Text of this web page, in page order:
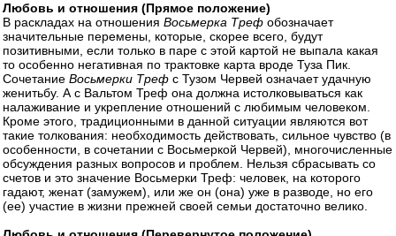
Любовь и отношения (Прямое положение)
В раскладах на отношения Восьмерка Треф обозначает
значительные перемены, которые, скорее всего, будут
позитивными, если только в паре с этой картой не выпала какая
то особенно негативная по трактовке карта вроде Туза Пик.
Сочетание Восьмерки Треф с Тузом Червей означает удачную
женитьбу. А с Вальтом Треф она должна истолковываться как
налаживание и укрепление отношений с любимым человеком.
Кроме этого, традиционными в данной ситуации являются вот
такие толкования: необходимость действовать, сильное чувство (в
особенности, в сочетании с Восьмеркой Червей), многочисленные
обсуждения разных вопросов и проблем. Нельзя сбрасывать со
счетов и это значение Восьмерки Треф: человек, на которого
гадают, женат (замужем), или же он (она) уже в разводе, но его
(ее) участие в жизни прежней своей семьи достаточно велико.